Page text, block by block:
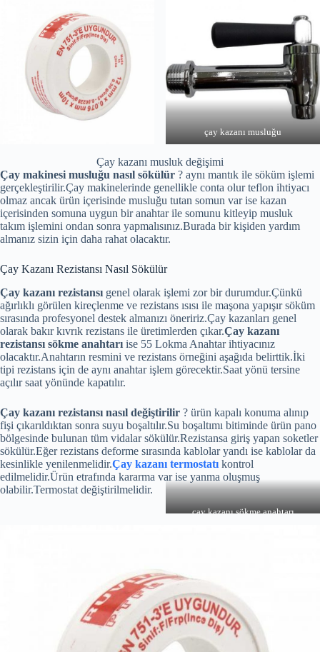
çay kazanı musluğu
Çay kazanı musluk değişimi
Çay makinesi musluğu nasıl sökülür ? aynı mantık ile söküm işlemi
gerçekleştirilir.Çay makinelerinde genellikle conta olur teflon ihtiyacı
olmaz ancak ürün içerisinde musluğu tutan somun var ise kazan
içerisinden somuna uygun bir anahtar ile somunu kitleyip musluk
takım işlemini ondan sonra yapmalısınız.Burada bir kişiden yardım
almanız sizin için daha rahat olacaktır.
Çay Kazanı Rezistansı Nasıl Sökülür
Çay kazanı rezistansı genel olarak işlemi zor bir durumdur.Çünkü
ağırlıklı görülen kireçlenme ve rezistans ısısı ile maşona yapışır söküm
sırasında profesyonel destek almanızı öneririz.Çay kazanları genel
olarak bakır kıvrık rezistans ile üretimlerden çıkar.Çay kazanı
rezistansı sökme anahtarı ise 55 Lokma Anahtar ihtiyacınız
olacaktır.Anahtarın resmini ve rezistans örneğini aşağıda belirttik.İki
tipi rezistans için de aynı anahtar işlem görecektir.Saat yönü tersine
açılır saat yönünde kapatılır.
Çay kazanı rezistansı nasıl değiştirilir ? ürün kapalı konuma alınıp
fişi çıkarıldıktan sonra suyu boşaltılır.Su boşaltımı bitiminde ürün pano
bölgesinde bulunan tüm vidalar sökülür.Rezistansa giriş yapan soketler
sökülür.Eğer rezistans deforme sırasında kablolar yandı ise kablolar da
kesinlikle yenilenmelidir.Çay kazanı termostatı kontrol
edilmelidir.Ürün etrafında kararma var ise yanma oluşmuş
olabilir.Termostat değiştirilmelidir.
çay kazanı sökme anahtarı